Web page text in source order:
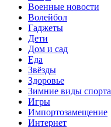
Военные новости
Волейбол
Гаджеты
Дети
Дом и сад
Еда
Звёзды
Здоровье
Зимние виды спорта
Игры
Импортозамещение
Интернет